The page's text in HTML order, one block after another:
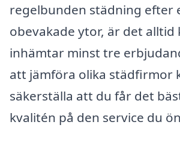
regelbunden städning efter
obevakade ytor, är det alltid
inhämtar minst tre
att jämföra olika städfirmor
säkerställa att du får det
kvalitén på den service du